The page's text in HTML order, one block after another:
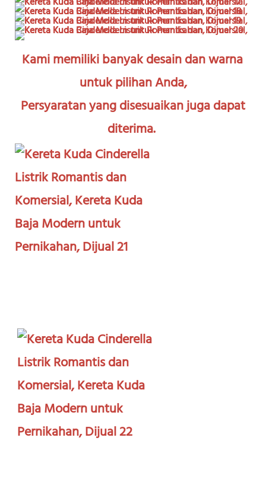
Kami memiliki banyak desain dan warna
untuk pilihan Anda,
Persyaratan yang disesuaikan juga dapat
diterima.